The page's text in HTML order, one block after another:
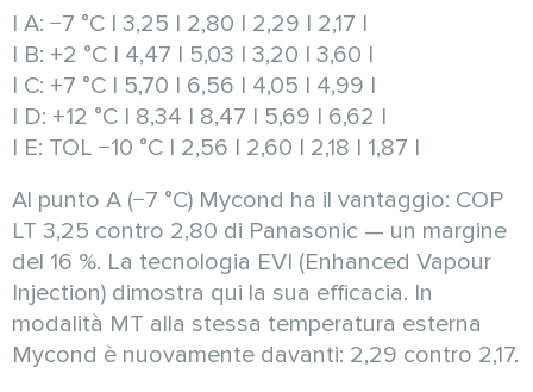
| A: −7 °C | 3,25 | 2,80 | 2,29 | 2,17 |
| B: +2 °C | 4,47 | 5,03 | 3,20 | 3,60 |
| C: +7 °C | 5,70 | 6,56 | 4,05 | 4,99 |
| D: +12 °C | 8,34 | 8,47 | 5,69 | 6,62 |
| E: TOL −10 °C | 2,56 | 2,60 | 2,18 | 1,87 |
Al punto A (−7 °C) Mycond ha il vantaggio: COP
LT 3,25 contro 2,80 di Panasonic — un margine
del 16 %. La tecnologia EVI (Enhanced Vapour
Injection) dimostra qui la sua efficacia. In
modalità MT alla stessa temperatura esterna
Mycond è nuovamente davanti: 2,29 contro 2,17.